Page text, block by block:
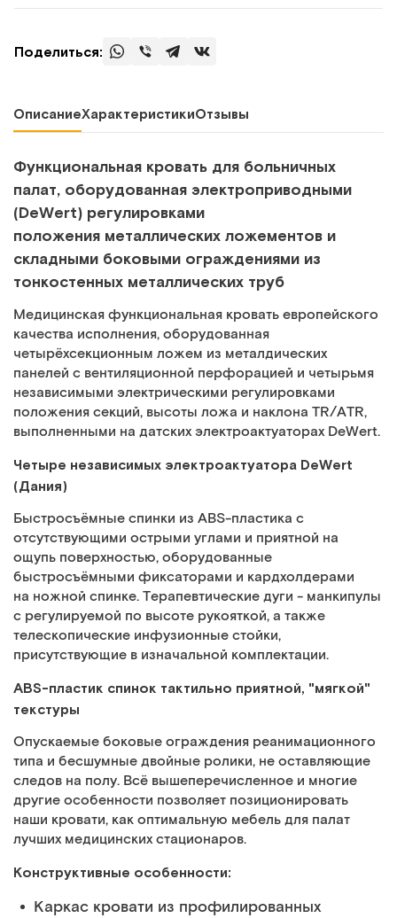
Поделиться:
ОписаниеХарактеристикиОтзывы
Функциональная кровать для больничных
палат, оборудованная электроприводными
(DeWert) регулировками
положения металлических ложементов и
складными боковыми ограждениями из
тонкостенных металлических труб
Медицинская функциональная кровать европейского
качества исполнения, оборудованная
четырёхсекционным ложем из металдических
панелей c вентиляционной перфорацией и четырьмя
независимыми электрическими регулировками
положения секций, высоты ложа и наклона TR/ATR,
выполненными на датских электроактуаторах DeWert.
Четыре независимых электроактуатора DeWert
(Дания)
Быстросъёмные спинки из ABS-пластика с
отсутствующими острыми углами и приятной на
ощупь поверхностью, оборудованные
быстросъёмными фиксаторами и кардхолдерами
на ножной спинке. Терапевтические дуги - манкипулы
с регулируемой по высоте рукояткой, а также
телескопические инфузионные стойки,
присутствующие в изначальной комплектации.
ABS-пластик спинок тактильно приятной, "мягкой"
текстуры
Опускаемые боковые ограждения реанимационного
типа и бесшумные двойные ролики, не оставляющие
следов на полу. Всё вышеперечисленное и многие
другие особенности позволяет позиционировать
наши кровати, как оптимальную мебель для палат
лучших медицинских стационаров.
Конструктивные особенности:
Каркас кровати из профилированных